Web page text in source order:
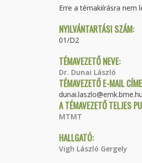
Erre a témakiírásra nem
NYILVÁNTARTÁSI SZÁM:
01/D2
TÉMAVEZETŐ NEVE:
Dr. Dunai László
TÉMAVEZETŐ E-MAIL
dunai.laszlo@emk.bme.hu
A TÉMAVEZETŐ TELJES
MTMT
HALLGATÓ:
Vigh László Gergely